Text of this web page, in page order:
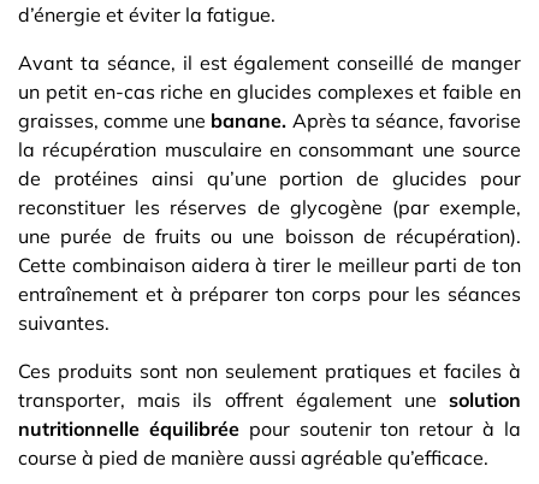
d’énergie et éviter la fatigue.
Avant ta séance, il est également conseillé de manger
un petit en-cas riche en glucides complexes et faible en
graisses, comme une banane. Après ta séance, favorise
la récupération musculaire en consommant une source
de protéines ainsi qu’une portion de glucides pour
reconstituer les réserves de glycogène (par exemple,
une purée de fruits ou une boisson de récupération).
Cette combinaison aidera à tirer le meilleur parti de ton
entraînement et à préparer ton corps pour les séances
suivantes.
Ces produits sont non seulement pratiques et faciles à
transporter, mais ils offrent également une solution
nutritionnelle équilibréepour soutenir ton retour à la
course à pied de manière aussi agréable qu’efficace.